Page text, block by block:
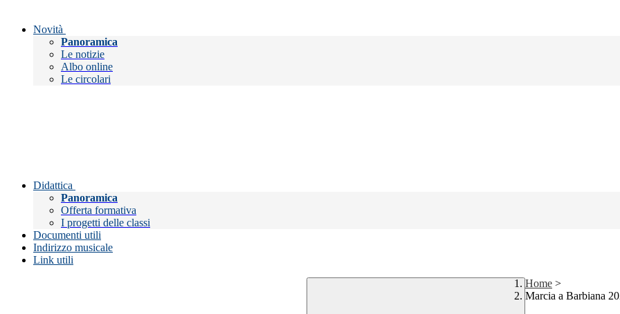
Novità
Panoramica
Le notizie
Albo online
Le circolari
Didattica
Panoramica
Offerta formativa
I progetti delle classi
Documenti utili
Indirizzo musicale
Link utili
Home >
Marcia a Barbiana